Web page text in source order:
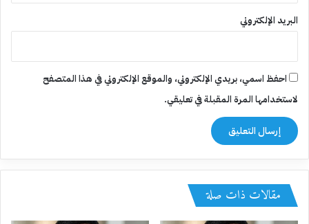
البريد الإلكتروني
احفظ اسمي، بريدي الإلكتروني، والموقع الإلكتروني في هذا المتصفح
لاستخدامها المرة المقبلة في تعليقي.
مقالات ذات صلة